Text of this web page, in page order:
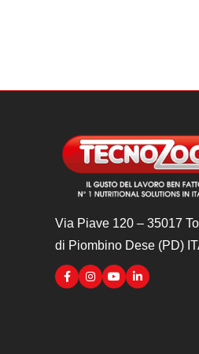
Via Piave 120 – 35017
di Piombino Dese (PD)